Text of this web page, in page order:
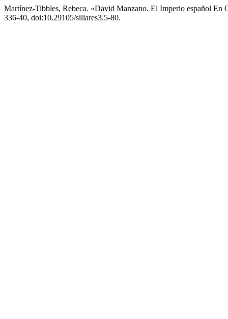
Martínez-Tibbles, Rebeca. «David Manzano. El Imperio español En
336-40, doi:10.29105/sillares3.5-80.